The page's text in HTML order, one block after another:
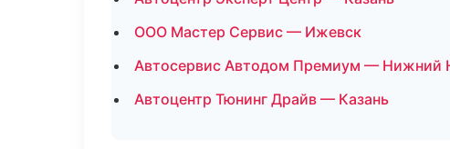
ООО Мастер Сервис — Ижевск
Автосервис Автодом Премиум — Нижний
Автоцентр Тюнинг Драйв — Казань